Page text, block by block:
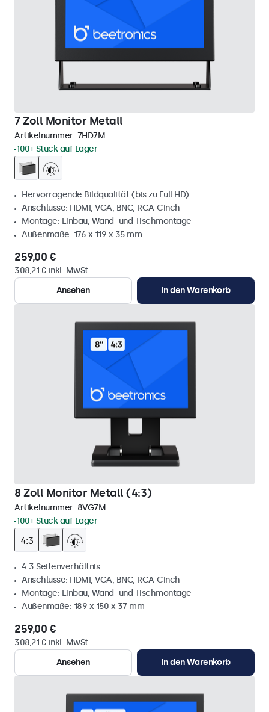
7 Zoll Monitor Metall
Artikelnummer: 7HD7M
100+ Stück auf Lager
Hervorragende Bildqualität (bis zu Full HD)
Anschlüsse: HDMI, VGA, BNC, RCA-Cinch
Montage: Einbau, Wand- und Tischmontage
Außenmaße: 176 x 119 x 35 mm
259,00 €
308,21 € inkl. MwSt.
Ansehen
In den Warenkorb
8 Zoll Monitor Metall (4:3)
Artikelnummer: 8VG7M
100+ Stück auf Lager
4:3 Seitenverhältnis
Anschlüsse: HDMI, VGA, BNC, RCA-Cinch
Montage: Einbau, Wand- und Tischmontage
Außenmaße: 189 x 150 x 37 mm
259,00 €
308,21 € inkl. MwSt.
Ansehen
In den Warenkorb